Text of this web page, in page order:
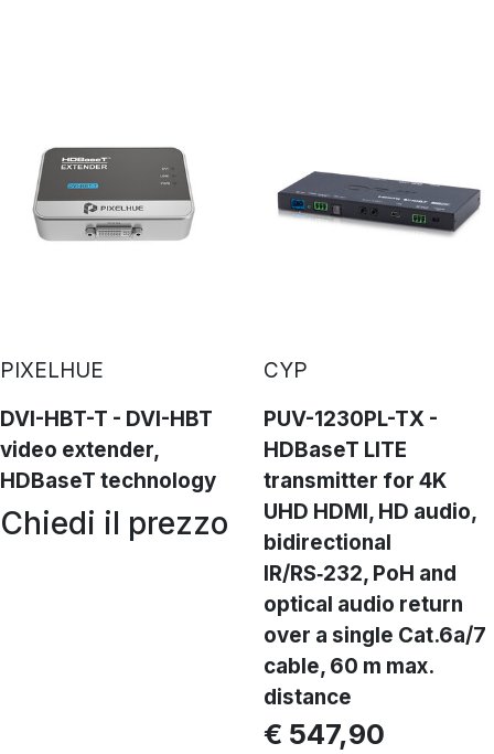
PIXELHUE
DVI-HBT-T - DVI-HBT
video extender,
HDBaseT technology
Chiedi il prezzo
CYP
PUV-1230PL-TX -
HDBaseT LITE
transmitter for 4K
UHD HDMI, HD audio,
bidirectional
IR/RS‑232, PoH and
optical audio return
over a single Cat.6a/7
cable, 60 m max.
distance
€ 547,90